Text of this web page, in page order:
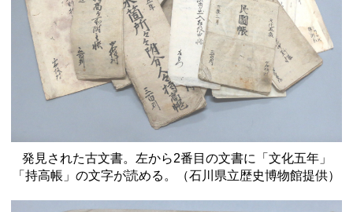
発見された古文書。左から2番目の文書に「文化五年」
「持高帳」の文字が読める。（石川県立歴史博物館提供）